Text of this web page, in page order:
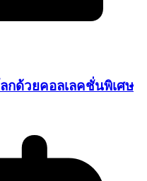
กด้วยคอลเลคชั่นพิเศษ